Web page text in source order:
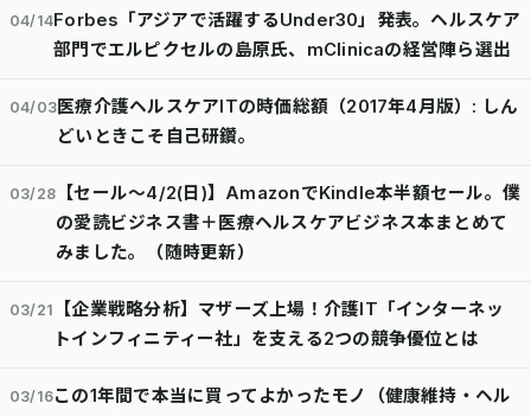
04/14Forbes「アジアで活躍するUnder30」発表。ヘルスケア
部門でエルピクセルの島原氏、mClinicaの経営陣ら選出
04/03医療介護ヘルスケアITの時価総額（2017年4月版）: しん
どいときこそ自己研鑽。
03/28
【セール～4/2(日)】AmazonでKindle本半額セール。僕
の愛読ビジネス書＋医療ヘルスケアビジネス本まとめて
みました。（随時更新）
03/21
【企業戦略分析】マザーズ上場！介護IT「インターネッ
トインフィニティー社」を支える2つの競争優位とは
03/16この1年間で本当に買ってよかったモノ（健康維持・ヘル